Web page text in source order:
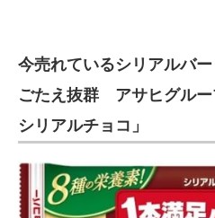
今売れているシリアルバ
ごたえ抜群 アサヒグルー
シリアルチョコ」